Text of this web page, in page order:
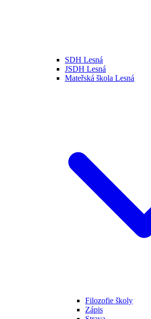
SDH Lesná
JSDH Lesná
Mateřská škola Lesná
Filozofie školy
Zápis